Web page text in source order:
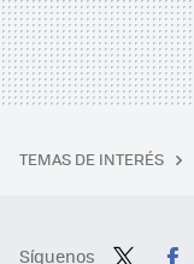
TEMAS DE INTERÉS
Síguenos